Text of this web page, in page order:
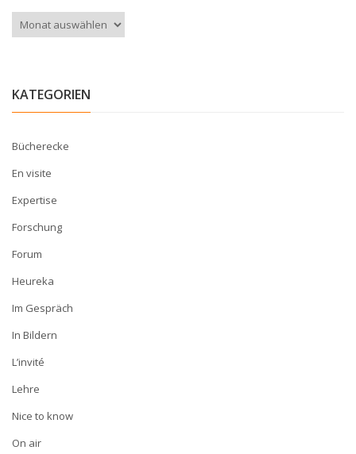
Archiv
KATEGORIEN
Bücherecke
En visite
Expertise
Forschung
Forum
Heureka
Im Gespräch
In Bildern
L’invité
Lehre
Nice to know
On air